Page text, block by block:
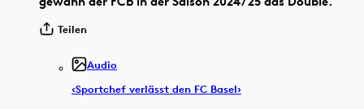
Teilen
Audio
‹Sportchef verlässt den FC Basel›